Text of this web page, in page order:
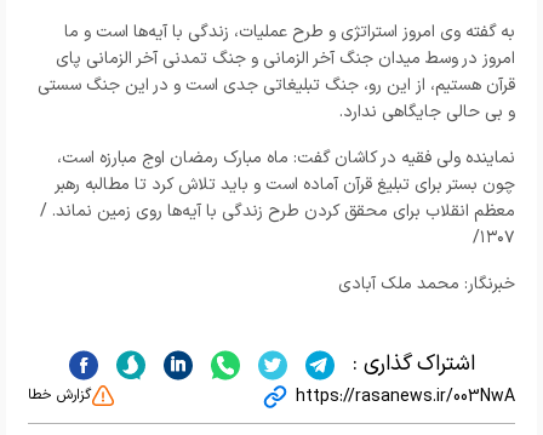
به گفته وی امروز استراتژی و طرح عملیات، زندگی با آیه‌ها است و ما
امروز در وسط میدان جنگ آخر الزمانی و جنگ تمدنی آخر الزمانی پای
قرآن هستیم، از این رو، جنگ تبلیغاتی جدی است و در این جنگ سستی
و بی حالی جایگاهی ندارد.
نماینده ولی فقیه در کاشان گفت: ماه مبارک رمضان اوج مبارزه است،
چون بستر برای تبلیغ قرآن آماده است و باید تلاش کرد تا مطالبه رهبر
معظم انقلاب برای محقق کردن طرح زندگی با آیه‌ها روی زمین نماند. /
۱۳۰۷/
خبرنگار: محمد ملک آبادی
اشتراک گذاری :
https://rasanews.ir/003NwA گزارش خطا